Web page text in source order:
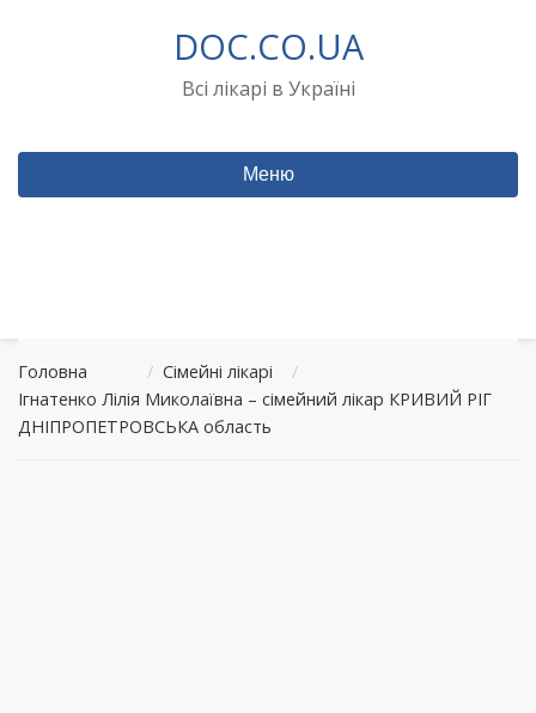
DOC.CO.UA
Всі лікарі в Україні
Меню
Головна / Сімейні лікарі
/
Ігнатенко Лілія Миколаївна – сімейний лікар КРИВИЙ РІГ
ДНІПРОПЕТРОВСЬКА область